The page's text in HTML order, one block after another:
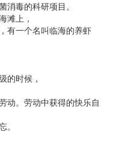
消毒的科研项目。
滩上，
有一个名叫临海的养虾
的时候，
动。劳动中获得的快乐自
。